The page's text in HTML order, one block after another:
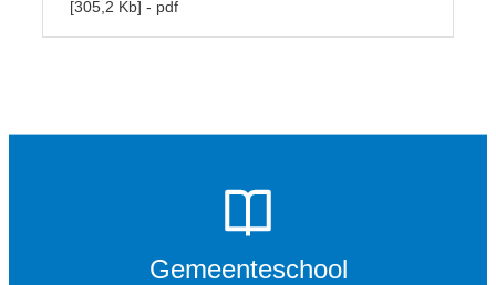
305,2 Kb pdf
Gemeenteschool